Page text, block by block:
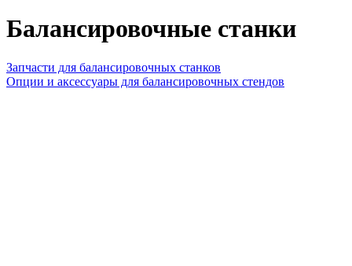
Балансировочные станки
Запчасти для балансировочных станков
Опции и аксессуары для балансировочных стендов